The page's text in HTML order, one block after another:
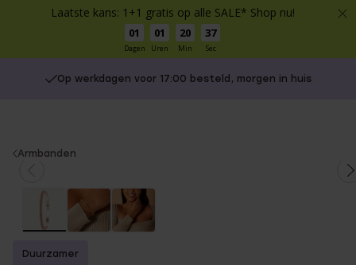
Laatste kans: 1+1 gratis op alle SALE* Shop nu!
01
Dagen
01
Uren
20
Min
36
Sec
Op werkdagen voor 17:00 besteld, morgen in huis
You
here:
Armbanden
Duurzamer